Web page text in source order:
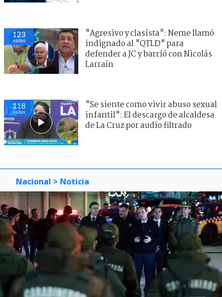
123
visitas
"Agresivo y clasista": Neme llamó
indignado al "QTLD" para
defender a JC y barrió con Nicolás
Larraín
118
visitas
"Se siente como vivir abuso sexual
infantil": El descargo de alcaldesa
de La Cruz por audio filtrado
Nacional > Noticia